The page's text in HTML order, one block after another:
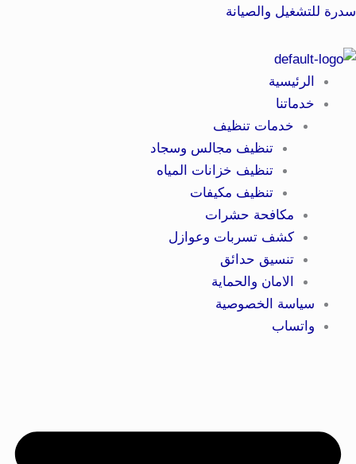
تخطي
المحتوى
سدرة للتشغيل والصيانة
الرئيسية
خدماتنا
خدمات تنظيف
تنظيف مجالس وسجاد
تنظيف خزانات المياه
تنظيف مكيفات
مكافحة حشرات
كشف تسربات وعوازل
تنسيق حدائق
الامان والحماية
سياسة الخصوصية
واتساب